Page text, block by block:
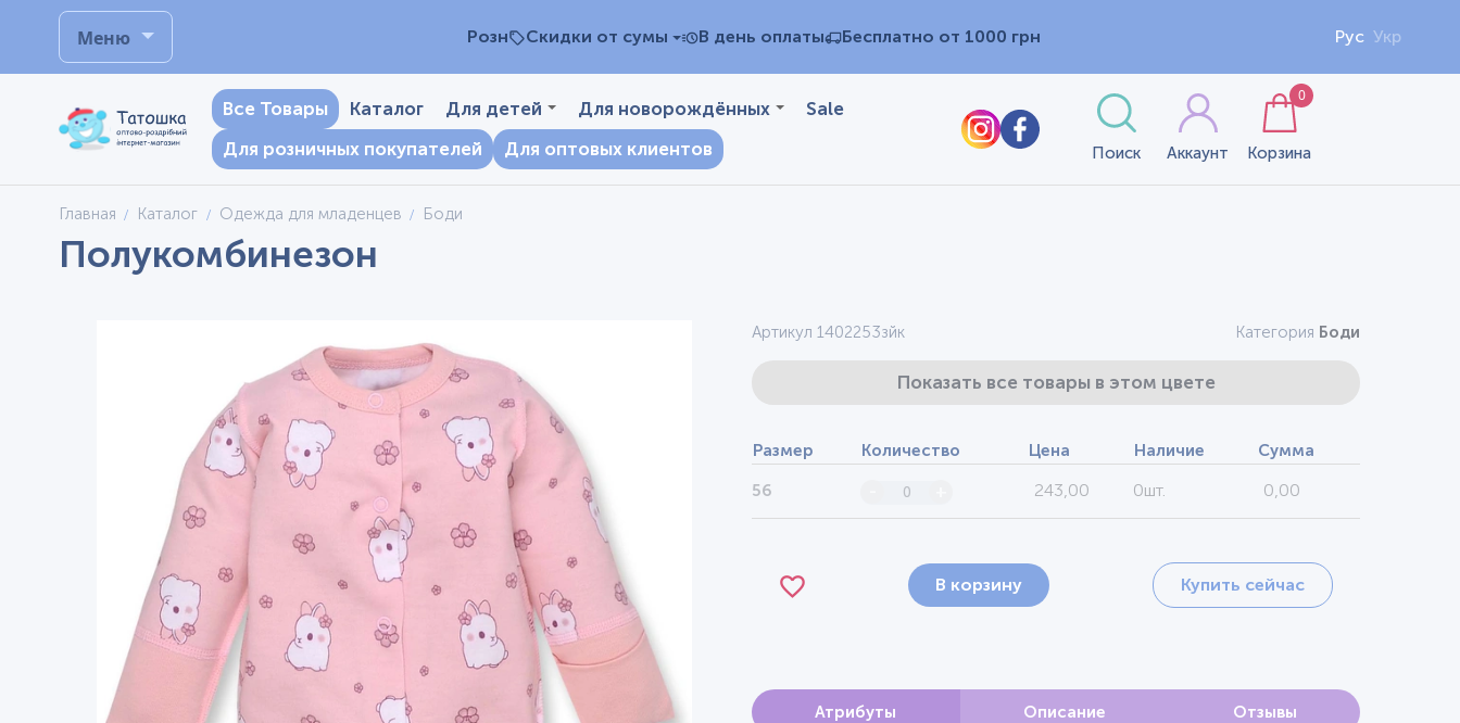
Меню Розн Скидки от сумы В день оплаты Бесплатно от 1000 грн Рус Укр
Все Товары Каталог Для детей Для новорождённых
Sale
Для розничных покупателей
Для оптовых клиентов Поиск Аккаунт Корзина
0
Главная Каталог Одежда для младенцев Боди
Полукомбинезон
Артикул 1402253зйк Категория Боди
Показать все товары в этом цвете
Размер Количество Цена Наличие Сумма
56 243,00 0шт. 0,00
В корзину Купить сейчас
Атрибуты Описание Отзывы